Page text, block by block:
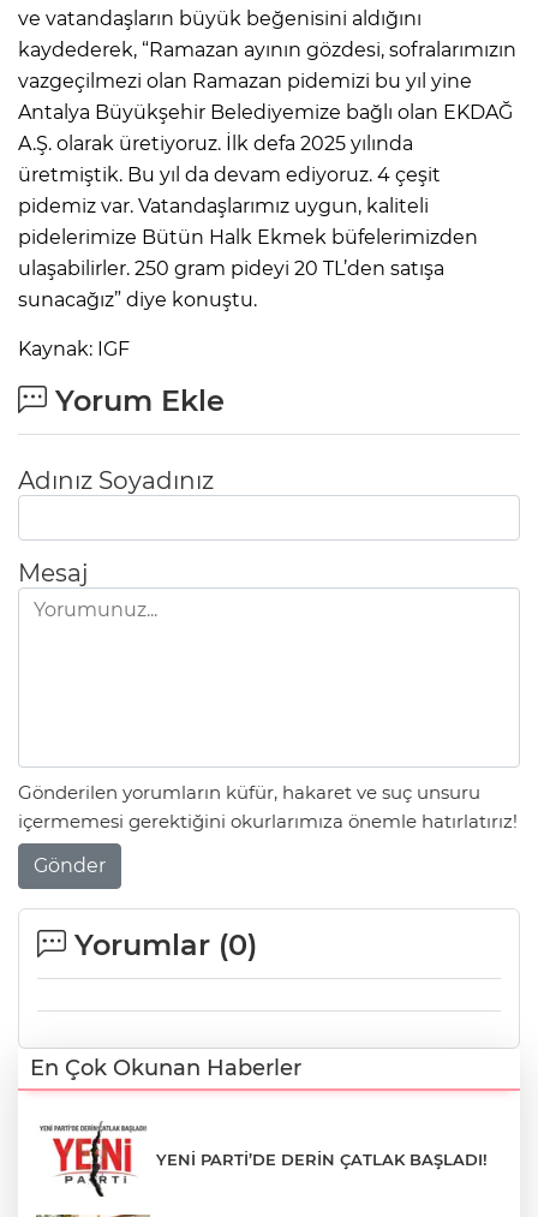
ve vatandaşların büyük beğenisini aldığını
kaydederek, “Ramazan ayının gözdesi, sofralarımızın
vazgeçilmezi olan Ramazan pidemizi bu yıl yine
Antalya Büyükşehir Belediyemize bağlı olan EKDAĞ
A.Ş. olarak üretiyoruz. İlk defa 2025 yılında
üretmiştik. Bu yıl da devam ediyoruz. 4 çeşit
pidemiz var. Vatandaşlarımız uygun, kaliteli
pidelerimize Bütün Halk Ekmek büfelerimizden
ulaşabilirler. 250 gram pideyi 20 TL’den satışa
sunacağız” diye konuştu.
Kaynak: IGF
Yorum Ekle
Adınız Soyadınız
Mesaj
Gönderilen yorumların küfür, hakaret ve suç unsuru
içermemesi gerektiğini okurlarımıza önemle hatırlatırız!
Gönder
Yorumlar (0)
En Çok Okunan Haberler
YENİ PARTİ’DE DERİN ÇATLAK BAŞLADI!